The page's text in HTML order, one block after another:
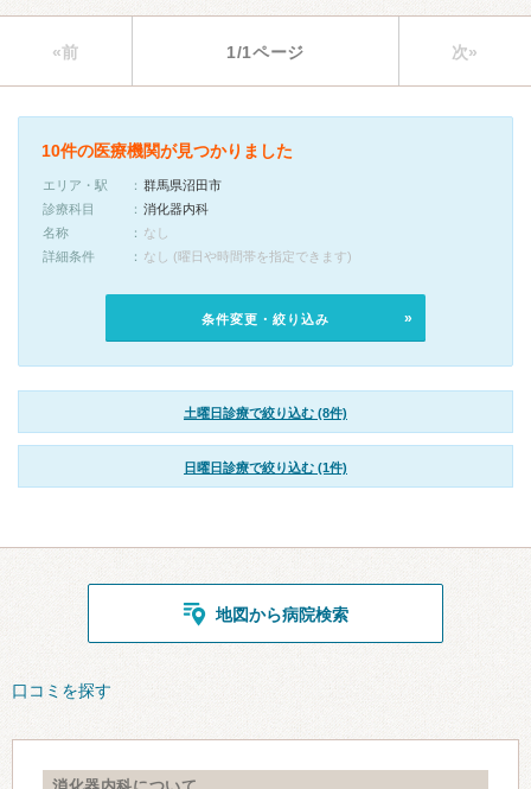
«前 1/1ページ 次»
10件の医療機関が見つかりました
エリア・駅
群馬県沼田市
診療科目
消化器内科
名称
なし
詳細条件
なし (曜日や時間帯を指定できます)
条件変更・絞り込み
土曜日診療で絞り込む (8件)
日曜日診療で絞り込む (1件)
地図から病院検索
口コミを探す